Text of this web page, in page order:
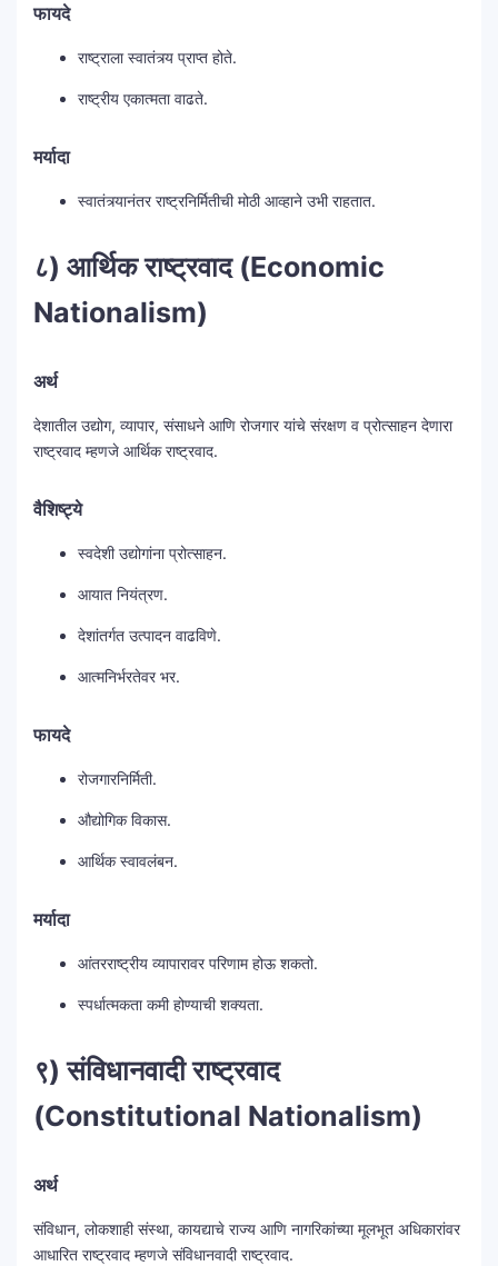
फायदे
राष्ट्राला स्वातंत्र्य प्राप्त होते.
राष्ट्रीय एकात्मता वाढते.
मर्यादा
स्वातंत्र्यानंतर राष्ट्रनिर्मितीची मोठी आव्हाने उभी राहतात.
८) आर्थिक राष्ट्रवाद (Economic
Nationalism)
अर्थ
देशातील उद्योग, व्यापार, संसाधने आणि रोजगार यांचे संरक्षण व प्रोत्साहन देणारा
राष्ट्रवाद म्हणजे आर्थिक राष्ट्रवाद.
वैशिष्ट्ये
स्वदेशी उद्योगांना प्रोत्साहन.
आयात नियंत्रण.
देशांतर्गत उत्पादन वाढविणे.
आत्मनिर्भरतेवर भर.
फायदे
रोजगारनिर्मिती.
औद्योगिक विकास.
आर्थिक स्वावलंबन.
मर्यादा
आंतरराष्ट्रीय व्यापारावर परिणाम होऊ शकतो.
स्पर्धात्मकता कमी होण्याची शक्यता.
९) संविधानवादी राष्ट्रवाद
(Constitutional Nationalism)
अर्थ
संविधान, लोकशाही संस्था, कायद्याचे राज्य आणि नागरिकांच्या मूलभूत अधिकारांवर
आधारित राष्ट्रवाद म्हणजे संविधानवादी राष्ट्रवाद.